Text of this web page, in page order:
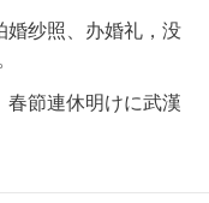
婚纱照、办婚礼，没
節連休明けに武漢
式を行う予定だった
いう思いもよらぬ突
くされた。